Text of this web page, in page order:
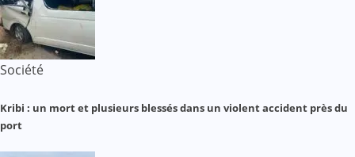
Société
Kribi : un mort et plusieurs blessés dans un violent accident près du
port